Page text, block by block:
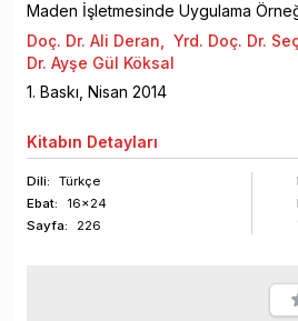
Maden İşletmesinde Uygulama
Doç. Dr. Ali Deran
Yrd. Doç. Dr.
Dr. Ayşe Gül Köksal
1. Baskı, Nisan 2014
Kitabın Detayları
Dili:
Türkçe
Ebat:
16x24
Sayfa: 226